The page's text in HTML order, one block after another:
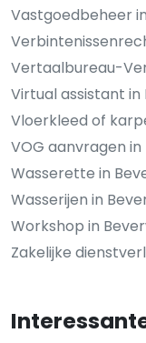
Vastgoedbeheer
Vertaalbureau-
Virtual assistant in
Vloerkleed of
VOG aanvragen in
Wasserette in
Wasserijen in
Workshop in
Zakelijke